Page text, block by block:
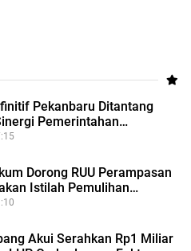
Pekanbaru Ditantang
Pemerintahan…
Dorong RUU Perampasan
Istilah Pemulihan…
Akui Serahkan Rp1 Miliar